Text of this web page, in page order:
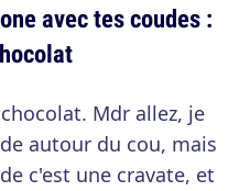
avec tes coudes :
Mdr allez, je
autour du cou, mais
c'est une cravate, et